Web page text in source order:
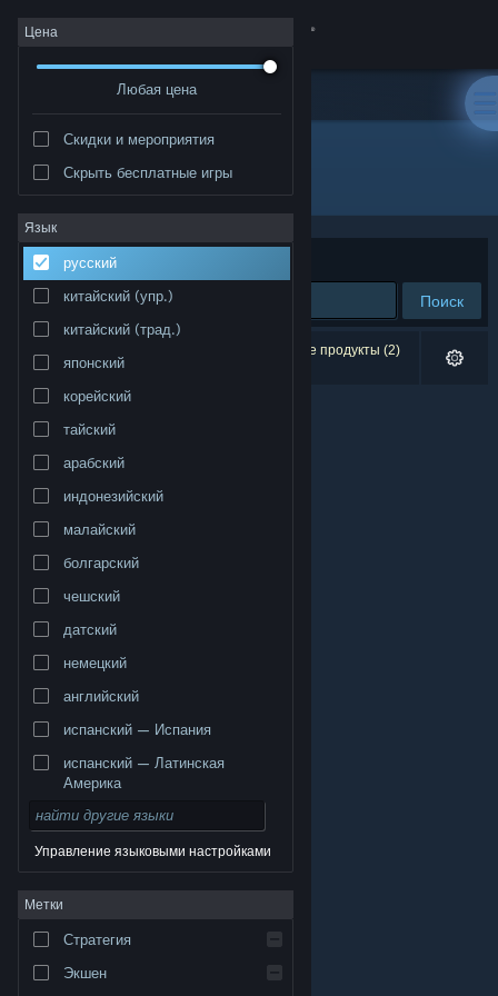
Войти
Сообщество
Информация
Поддержка
Изменить язык
Полная версия
© Valve Corporation. Все права сохранены. Все
торговые марки являются собственностью
Правовая информация
Соглашение подписчика Steam
Файлы cookie
Цена
Любая цена
Скидки и мероприятия
Скрыть бесплатные игры
Язык
русский
китайский (упр.)
китайский (трад.)
японский
корейский
тайский
арабский
индонезийский
малайский
болгарский
чешский
датский
немецкий
английский
испанский — Испания
испанский — Латинская
Америка
Управление языковыми настройками
Метки
Стратегия
Экшен
Разработчик: Skeleboom Project
Сортировать по
Поиск
Результатов по вашему запросу: 0. Некоторые продукты (2)
скрыты согласно вашим настройкам.